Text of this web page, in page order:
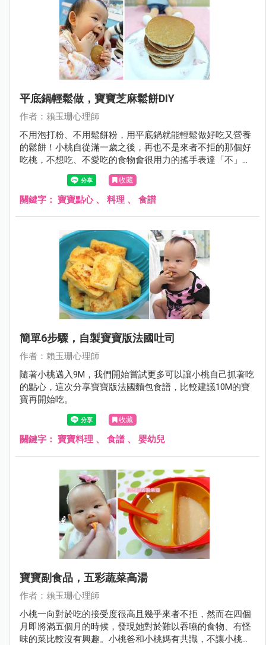
平底鍋輕鬆做，寶寶芝麻鬆餅DIY
作者：賴玉珊心理師
不用泡打粉、不用鬆餅粉，用平底鍋就能輕鬆做好吃又營養
的鬆餅！小桃自從滿一歲之後，再也不是來者不拒的那個好
吃桃，不想吃、不愛吃的食物會很用力的搖手表達「不」，
也促使我在小桃的飲食上做出更多變化。
收藏
關鍵字： 寶寶點心、 料理 、 食譜
簡單6步驟，自製寶寶版法國吐司
作者：賴玉珊心理師
隨著小桃邁入9M，我們開始嘗試更多可以讓小桃自己抓著吃
的點心，這次分享寶寶版法國麵包食譜，比較建議10M的寶
寶再開始吃。
收藏
關鍵字： 寶寶料理 、 食譜 、 嬰幼兒
寶寶副食品，五彩蔬菜高湯
作者：賴玉珊心理師
小桃一向對於吃的接受度很高且幾乎來者不拒，然而在四個
月即將滿五個月的時候，發現她對於難以吞嚥的食物、有怪
味的菜比較沒有興趣。小桃爸和小桃媽有共識，不讓小桃在